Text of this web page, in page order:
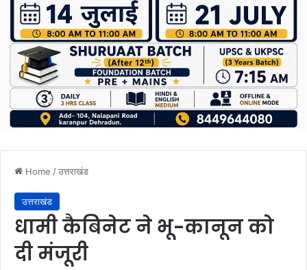
Home /उत्तराखंड
उत्तराखंड
धामी कैबिनेट ने भू-कानून को
दी मंजूरी